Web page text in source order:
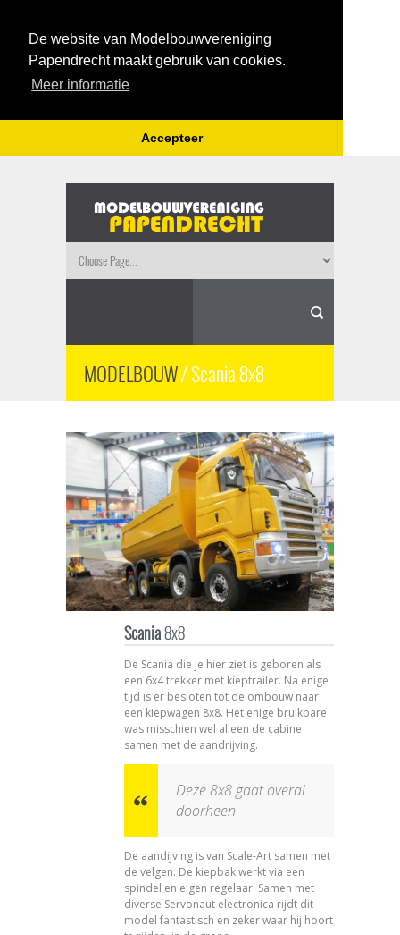
De website van Modelbouwvereniging
Papendrecht maakt gebruik van cookies.
Meer informatie
Accepteer
MODELBOUW/ Scania 8x8
Scania8x8
De Scania die je hier ziet is geboren als
een 6x4 trekker met kieptrailer. Na enige
tijd is er besloten tot de ombouw naar
een kiepwagen 8x8. Het enige bruikbare
was misschien wel alleen de cabine
samen met de aandrijving.
Deze 8x8 gaat overal
doorheen
De aandijving is van Scale-Art samen met
de velgen. De kiepbak werkt via een
spindel en eigen regelaar. Samen met
diverse Servonaut electronica rijdt dit
model fantastisch en zeker waar hij hoort